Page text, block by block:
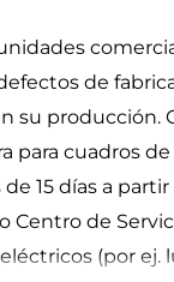
de
su producción.
para cuadros
15 días a
Centro de
(por ej.